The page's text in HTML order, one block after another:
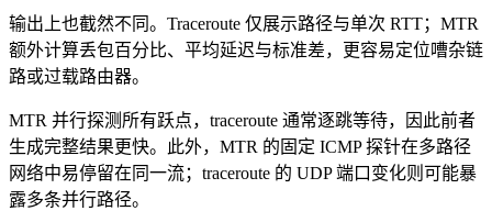
输出上也截然不同。Traceroute 仅展示路径与单次 RTT；MTR
额外计算丢包百分比、平均延迟与标准差，更容易定位嘈杂链
路或过载路由器。
MTR 并行探测所有跃点，traceroute 通常逐跳等待，因此前者
生成完整结果更快。此外，MTR 的固定 ICMP 探针在多路径
网络中易停留在同一流；traceroute 的 UDP 端口变化则可能暴
露多条并行路径。